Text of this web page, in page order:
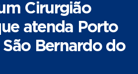
Cirurgião
atenda Porto
Bernardo do